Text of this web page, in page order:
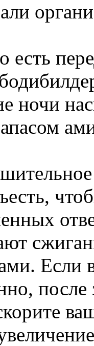
есть
ночи
Если